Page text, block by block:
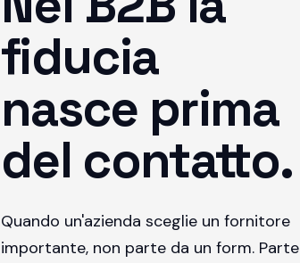
fiducia
nasce prima
del contatto.
Quando un'azienda sceglie un fornitore
importante, non parte da un form. Parte